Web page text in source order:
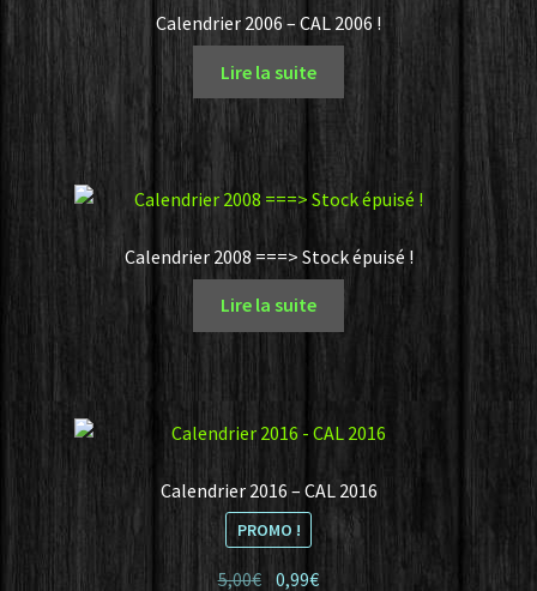
Calendrier 2006 – CAL 2006 !
Lire la suite
Calendrier 2008 ===> Stock épuisé !
Lire la suite
Calendrier 2016 – CAL 2016
PROMO !
5,00€ Le
0,99€Le